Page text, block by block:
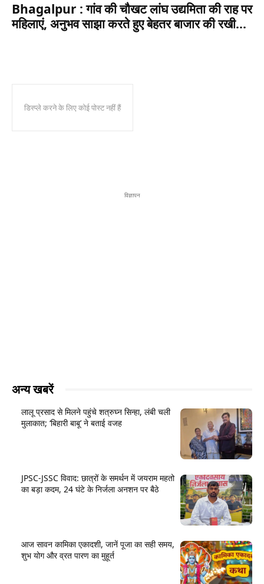
Bhagalpur : गांव की चौखट लांघ उद्यमिता की राह पर
महिलाएं, अनुभव साझा करते हुए बेहतर बाजार की रखी...
डिस्प्ले करने के लिए कोई पोस्ट नहीं हैं
विज्ञापन
अन्य खबरें
लालू प्रसाद से मिलने पहुंचे शत्रुघ्न सिन्हा, लंबी चली
मुलाकात; ‘बिहारी बाबू’ ने बताई वजह
JPSC-JSSC विवाद: छात्रों के समर्थन में जयराम महतो
का बड़ा कदम, 24 घंटे के निर्जला अनशन पर बैठे
आज सावन कामिका एकादशी, जानें पूजा का सही समय,
शुभ योग और व्रत पारण का मुहूर्त